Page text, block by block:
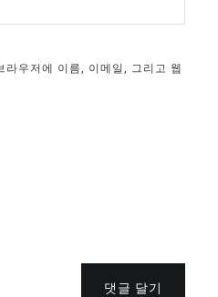
우저에 이름, 이메일, 그리고 웹
댓글 달기